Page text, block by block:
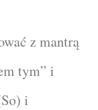
z mantrą
tym” i
i